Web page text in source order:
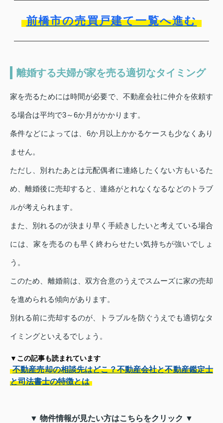
前橋市の売買戸建て一覧へ進む
離婚する夫婦が家を売る適切なタイミング
家を売るためには時間が必要で、不動産会社に仲介を依頼す
る場合は平均で3～6か月がかかります。
条件などによっては、6か月以上かかるケースも少なくあり
ません。
ただし、別れたあとは元配偶者に連絡したくない方もいるた
め、離婚後に売却すると、連絡がとれなくなるなどのトラブ
ルが考えられます。
また、別れるのが決まり早く手続きしたいと考えている場合
には、家を売るのも早く終わらせたい気持ちが強いでしょ
う。
このため、離婚前は、双方合意のうえでスムーズに家の売却
を進められる傾向があります。
別れる前に売却するのが、トラブルを防ぐうえでも適切なタ
イミングといえるでしょう。
▼この記事も読まれています
不動産売却の相談先はどこ？不動産会社と不動産鑑定士
と司法書士の特徴とは
▼ 物件情報が見たい方はこちらをクリック ▼